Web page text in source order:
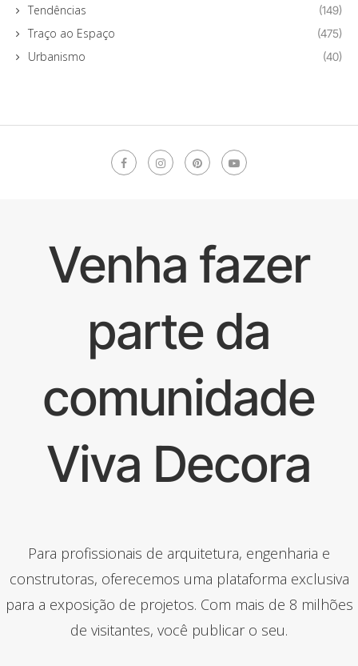
Tendências (149)
Traço ao Espaço (475)
Urbanismo (40)
Venha fazer
parte da
comunidade
Viva Decora
Para profissionais de arquitetura, engenharia e
construtoras, oferecemos uma plataforma exclusiva
para a exposição de projetos. Com mais de 8 milhões
de visitantes, você publicar o seu.